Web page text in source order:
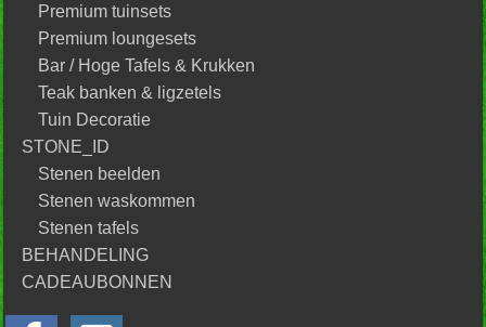
Premium tuinsets
Premium loungesets
Bar / Hoge Tafels & Krukken
Teak banken & ligzetels
Tuin Decoratie
STONE_ID
Stenen beelden
Stenen waskommen
Stenen tafels
BEHANDELING
CADEAUBONNEN